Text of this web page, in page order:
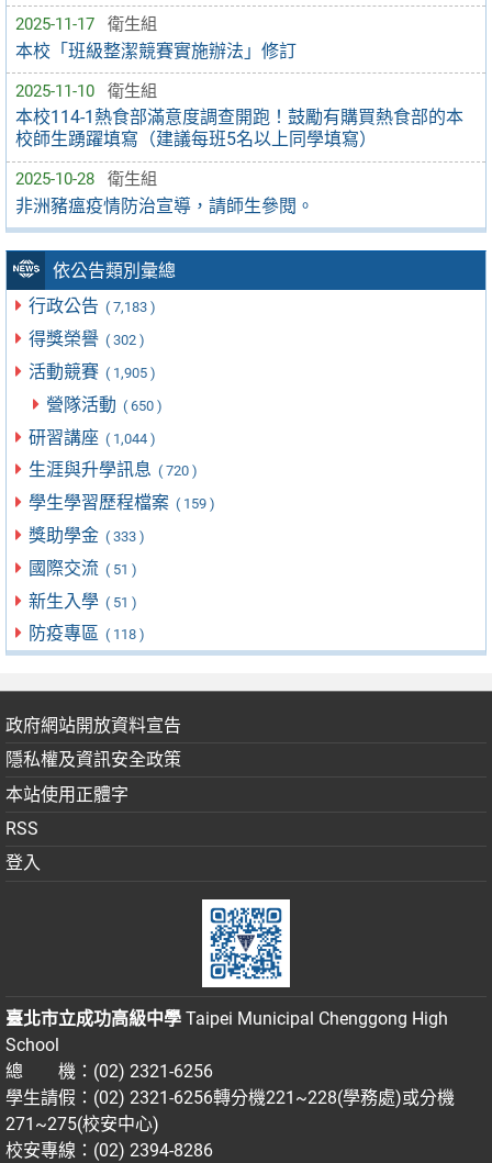
2025-11-17 衛生組
本校「班級整潔競賽實施辦法」修訂
2025-11-10 衛生組
本校114-1熱食部滿意度調查開跑！鼓勵有購買熱食部的本
校師生踴躍填寫（建議每班5名以上同學填寫）
2025-10-28 衛生組
非洲豬瘟疫情防治宣導，請師生參閱。
依公告類別彙總
行政公告 ( 7,183 )
得獎榮譽 ( 302 )
活動競賽 ( 1,905 )
營隊活動 ( 650 )
研習講座 ( 1,044 )
生涯與升學訊息 ( 720 )
學生學習歷程檔案 ( 159 )
獎助學金 ( 333 )
國際交流 ( 51 )
新生入學 ( 51 )
防疫專區 ( 118 )
政府網站開放資料宣告
隱私權及資訊安全政策
本站使用正體字
RSS
登入
臺北市立成功高級中學 Taipei Municipal Chenggong High
School
總 機：(02) 2321-6256
學生請假：(02) 2321-6256轉分機221~228(學務處)或分機
271~275(校安中心)
校安專線：(02) 2394-8286